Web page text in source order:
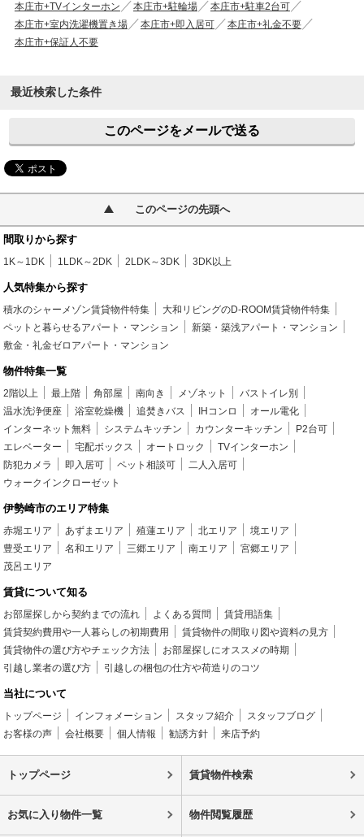
本庄市+TVインターホン
本庄市+駐輪場
本庄市+駐車2台可
本庄市+室内洗濯機置き場
本庄市+即入居可
本庄市+礼金不要
本庄市+保証人不要
最近検索した条件
このページをメールで送る
このページの先頭へ
間取りから探す
1K～1DK 1LDK～2DK 2LDK～3DK 3DK以上
人気特集から探す
積水のシャーメゾン賃貸物件特集
大和リビングのD-ROOM賃貸物件特集
ペットと暮らせるアパート・マンション
新築・築浅アパート・マンション
敷金・礼金ゼロアパート・マンション
物件特集一覧
2階以上 最上階 角部屋 南向き メゾネット
バストイレ別
温水洗浄便座
浴室乾燥機 追焚きバス IHコンロ
オール電化
インターネット無料
システムキッチン カウンターキッチン
P2台可
エレベーター
宅配ボックス オートロック
TVインターホン
防犯カメラ
即入居可 ペット相談可
二人入居可
ウォークインクローゼット
伊勢崎市のエリア特集
赤堀エリア あずまエリア 殖蓮エリア 北エリア
境エリア
豊受エリア
名和エリア 三郷エリア 南エリア
宮郷エリア
茂呂エリア
賃貸について知る
お部屋探しから契約までの流れ よくある質問
賃貸用語集
賃貸契約費用や一人暮らしの初期費用
賃貸物件の間取り図や資料の見方
賃貸物件の選び方やチェック方法
お部屋探しにオススメの時期
引越し業者の選び方
引越しの梱包の仕方や荷造りのコツ
当社について
トップページ インフォメーション スタッフ紹介
スタッフブログ
お客様の声
会社概要 個人情報 勧誘方針 来店予約
トップページ 賃貸物件検索
お気に入り物件一覧 物件閲覧履歴